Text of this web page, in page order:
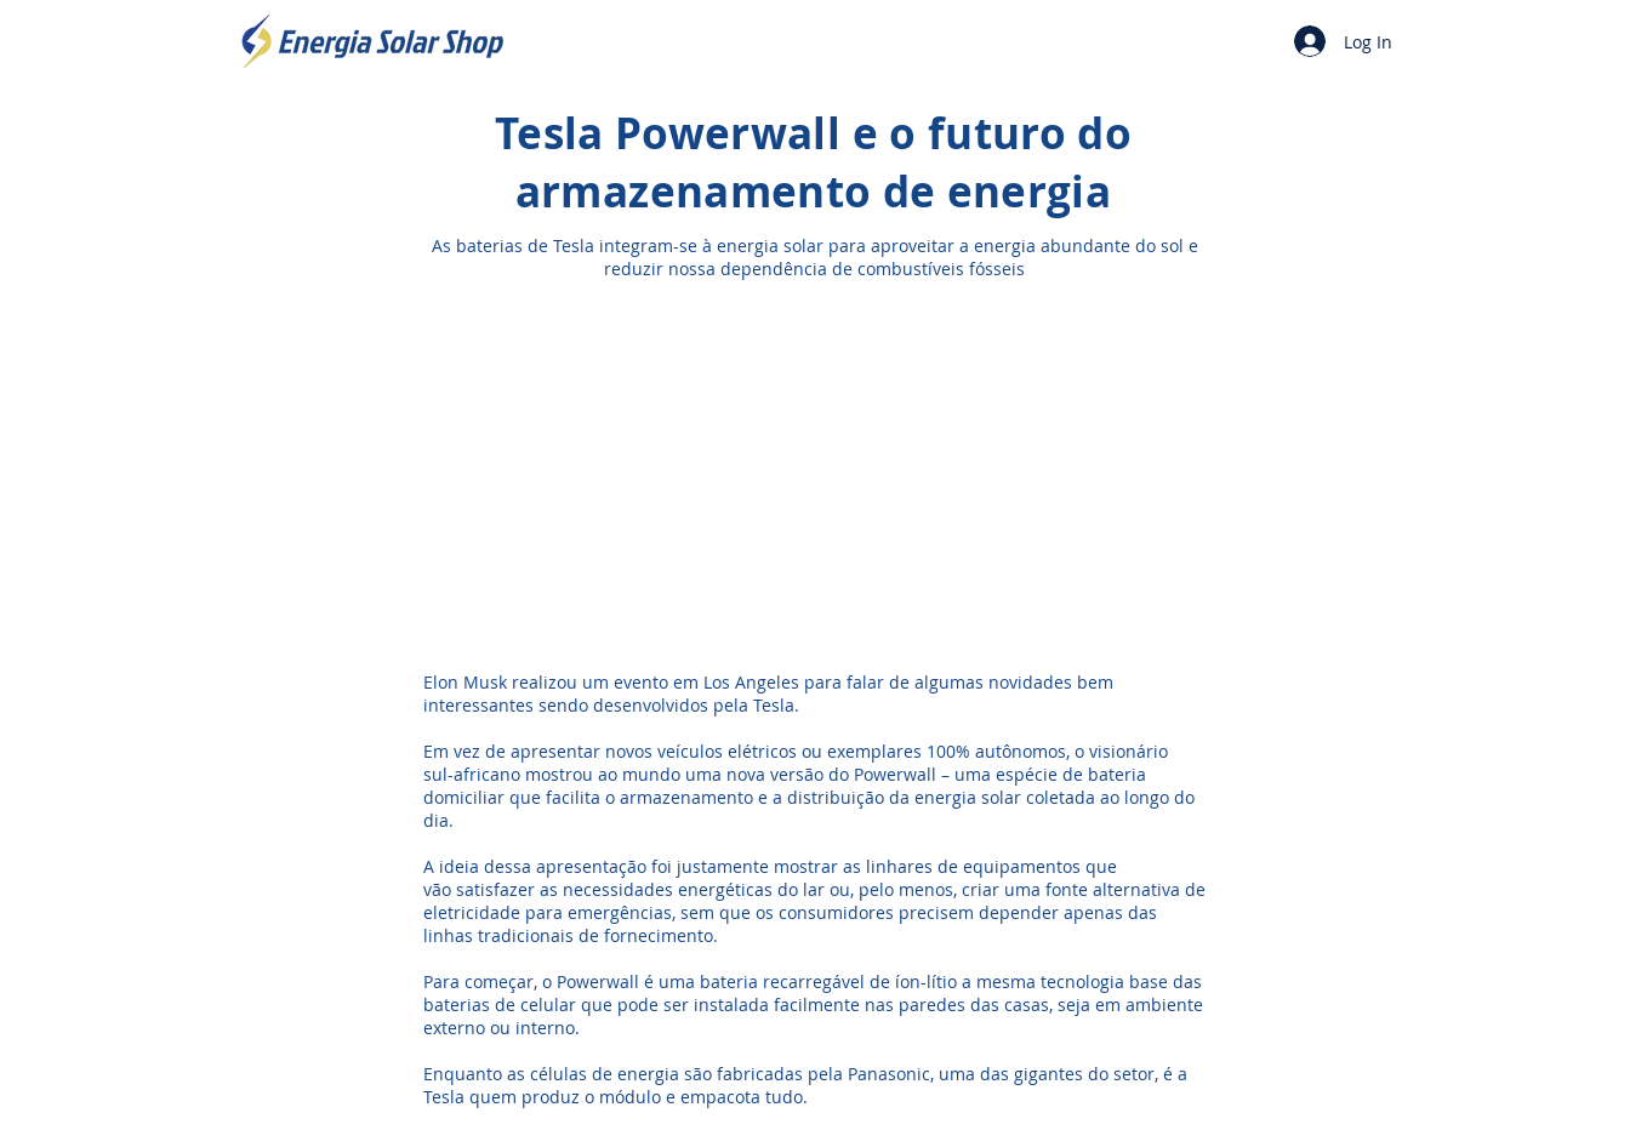
Log In
Tesla Powerwall e o futuro do
armazenamento de energia
As baterias de Tesla integram-se à energia solar para aproveitar a energia abundante do sol e
reduzir nossa dependência de combustíveis fósseis
​Elon Musk realizou um evento em Los Angeles para falar de algumas novidades bem
interessantes sendo desenvolvidos pela Tesla.
Em vez de apresentar novos veículos elétricos ou exemplares 100% autônomos, o visionário
sul-africano mostrou ao mundo uma nova versão do Powerwall – uma espécie de bateria
domiciliar que facilita o armazenamento e a distribuição da energia solar coletada ao longo do
dia.
A ideia dessa apresentação foi justamente mostrar as linhares de equipamentos que
vão satisfazer as necessidades energéticas do lar ou, pelo menos, criar uma fonte alternativa de
eletricidade para emergências, sem que os consumidores precisem depender apenas das
linhas tradicionais de fornecimento.
Para começar, o Powerwall é uma bateria recarregável de íon-lítio a mesma tecnologia base das
baterias de celular que pode ser instalada facilmente nas paredes das casas, seja em ambiente
externo ou interno.
Enquanto as células de energia são fabricadas pela Panasonic, uma das gigantes do setor, é a
Tesla quem produz o módulo e empacota tudo.